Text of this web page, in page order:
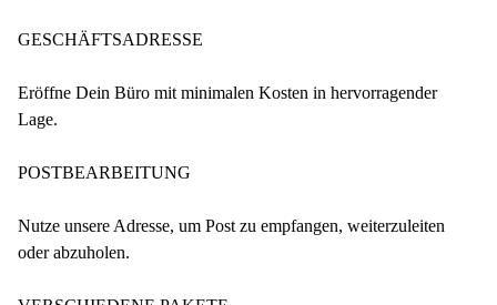
GESCHÄFTSADRESSE
Eröffne Dein Büro mit minimalen Kosten in hervorragender
Lage.
POSTBEARBEITUNG
Nutze unsere Adresse, um Post zu empfangen, weiterzuleiten
oder abzuholen.